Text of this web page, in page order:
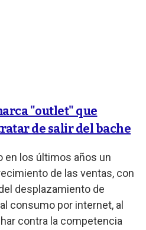
"outlet" que
de salir del bache
en los últimos años un
de las ventas, con
desplazamiento de
consumo por internet, al
contra la competencia